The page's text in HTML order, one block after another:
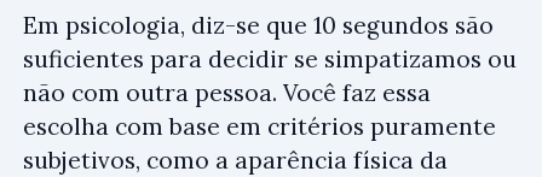
Em psicologia, diz-se que 10 segundos são
suficientes para decidir se simpatizamos ou
não com outra pessoa. Você faz essa
escolha com base em critérios puramente
subjetivos, como a aparência física da